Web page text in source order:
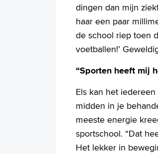
dingen dan mijn
haar een paar
de school riep toen
voetballen!’
“Sporten heeft mij
Els kan het
midden in je
meeste energie
sportschool. “Dat
Het lekker in